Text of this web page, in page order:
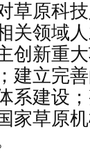
草原科
关领域
创新重
建立完
系建设
家草原